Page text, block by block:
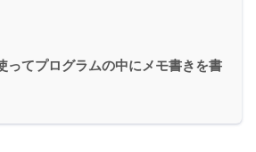
ってプログラムの中にメモ書きを書